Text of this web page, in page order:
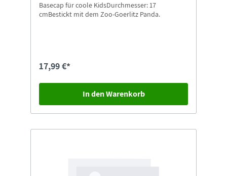
Basecap für coole KidsDurchmesser: 17
cmBestickt mit dem Zoo-Goerlitz Panda.
17,99 €*
In den Warenkorb